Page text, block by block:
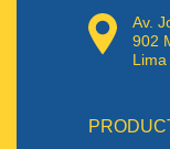
Av.
902